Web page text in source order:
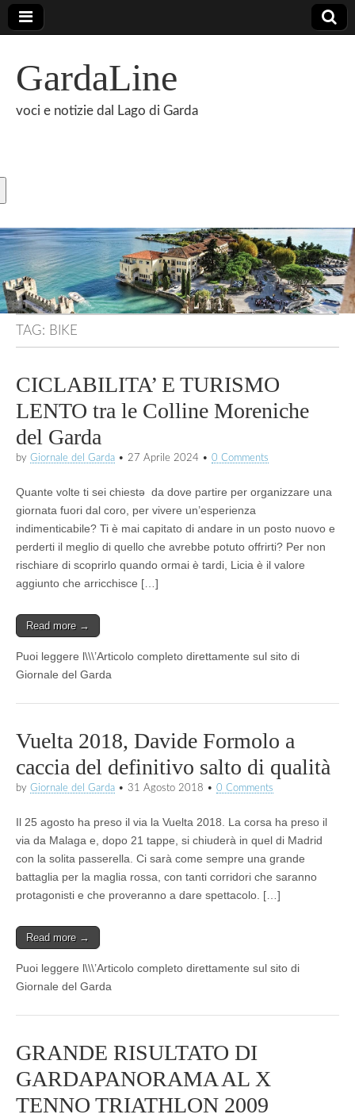
GardaLine
voci e notizie dal Lago di Garda
TAG: BIKE
CICLABILITA’ E TURISMO
LENTO tra le Colline Moreniche
del Garda
by Giornale del Garda • 27 Aprile 2024 • 0 Comments
Quante volte ti sei chiestǝ da dove partire per organizzare una
giornata fuori dal coro, per vivere un’esperienza
indimenticabile? Ti è mai capitato di andare in un posto nuovo e
perderti il meglio di quello che avrebbe potuto offrirti? Per non
rischiare di scoprirlo quando ormai è tardi, Licia è il valore
aggiunto che arricchisce […]
Read more →
Puoi leggere l\\\’Articolo completo direttamente sul sito di
Giornale del Garda
Vuelta 2018, Davide Formolo a
caccia del definitivo salto di qualità
by Giornale del Garda • 31 Agosto 2018 • 0 Comments
Il 25 agosto ha preso il via la Vuelta 2018. La corsa ha preso il
via da Malaga e, dopo 21 tappe, si chiuderà in quel di Madrid
con la solita passerella. Ci sarà come sempre una grande
battaglia per la maglia rossa, con tanti corridori che saranno
protagonisti e che proveranno a dare spettacolo. […]
Read more →
Puoi leggere l\\\’Articolo completo direttamente sul sito di
Giornale del Garda
GRANDE RISULTATO DI
GARDAPANORAMA AL X
TENNO TRIATHLON 2009